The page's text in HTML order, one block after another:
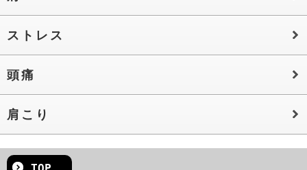
ストレス
頭痛
肩こり